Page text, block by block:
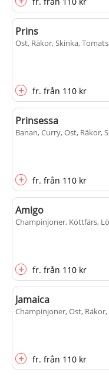
Prins
Ost, Räkor, Skinka,
+ fr. från 110 kr
Prinsessa
Banan, Curry, Ost, Räkor,
+ fr. från 110 kr
Amigo
Champinjoner, Köttfärs,
+ fr. från 110 kr
Jamaica
Champinjoner, Ost,
+ fr. från 110 kr